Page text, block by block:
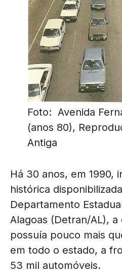
Foto: Avenida
(anos 80),
Antiga
Há 30 anos, em 1990,
histórica
Departamento
Alagoas (Detran/AL), a
possuía pouco mais
em todo o estado, a
53 mil automóveis.